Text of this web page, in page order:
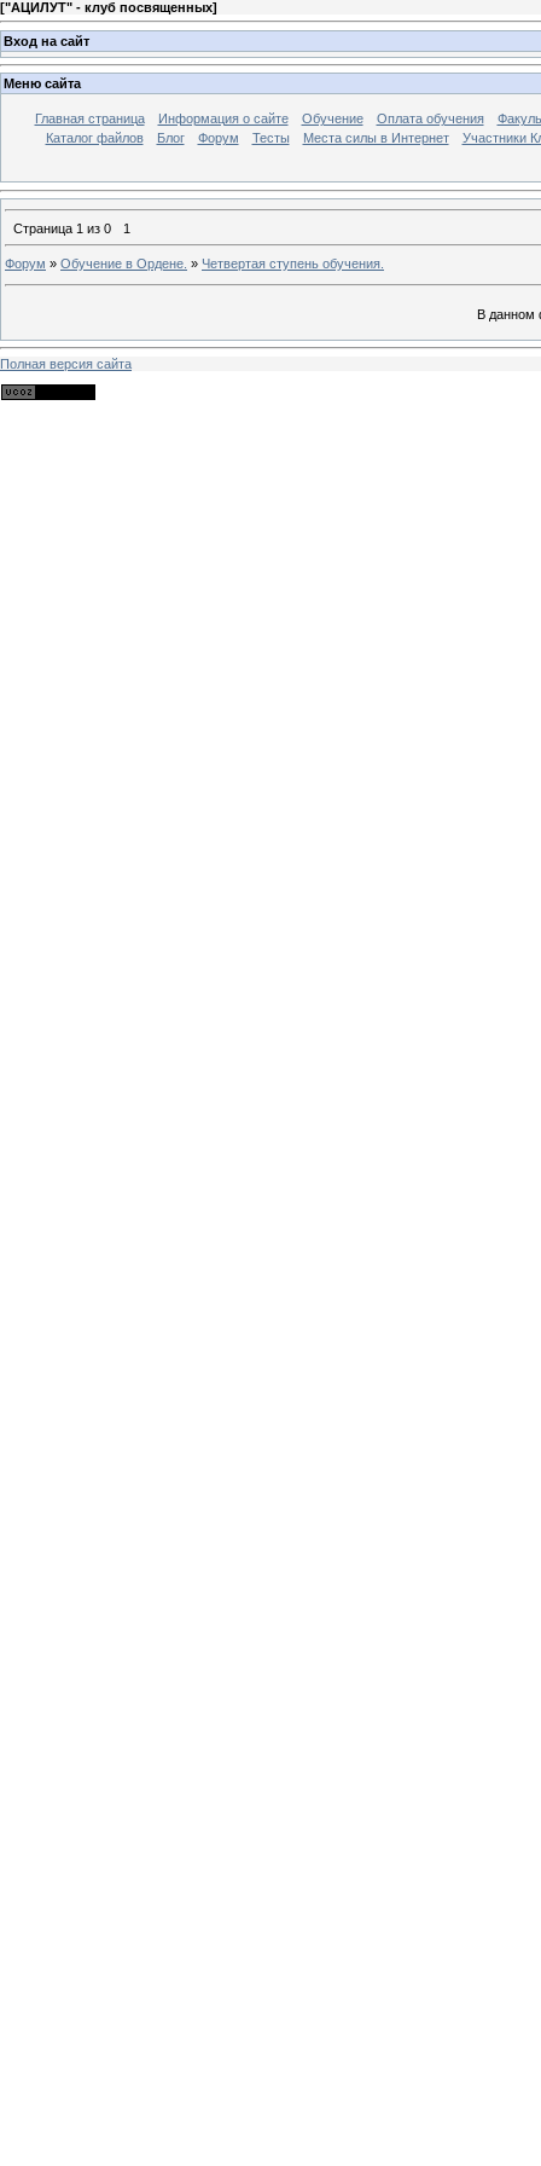
["АЦИЛУТ" - клуб посвященных]
Вход на сайт
Меню сайта
Главная страница Информация о сайте Обучение Оплата обучения
Каталог файлов
Блог Форум Тесты Места силы в Интернет Участники
Страница 1 из 0 1
Форум » Обучение в Ордене. » Четвертая ступень обучения.
В данном
Полная версия сайта